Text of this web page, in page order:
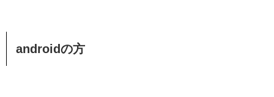
androidの方